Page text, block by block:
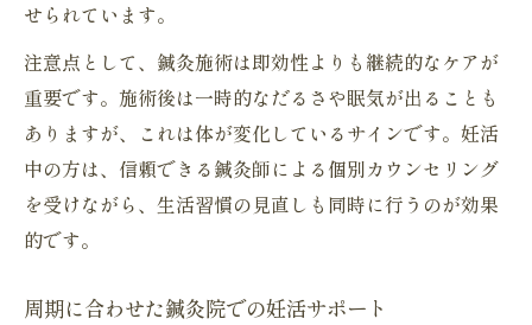
せられています。
注意点として、鍼灸施術は即効性よりも継続的なケアが
重要です。施術後は一時的なだるさや眠気が出ることも
ありますが、これは体が変化しているサインです。妊活
中の方は、信頼できる鍼灸師による個別カウンセリング
を受けながら、生活習慣の見直しも同時に行うのが効果
的です。
周期に合わせた鍼灸院での妊活サポート